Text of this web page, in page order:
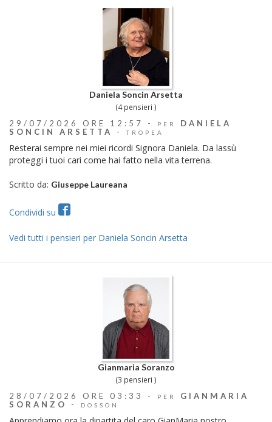
Daniela Soncin Arsetta
(4 pensieri )
29/07/2026 ORE 12:57 - PER
DANIELA
SONCIN ARSETTA
-TROPEA
Resterai sempre nei miei ricordi Signora Daniela. Da lassù
proteggi i tuoi cari come hai fatto nella vita terrena.
Scritto da: Giuseppe Laureana
Condividi su
Vedi tutti i pensieri per Daniela Soncin Arsetta
Gianmaria Soranzo
(3 pensieri )
28/07/2026 ORE 03:33 - PER
GIANMARIA
SORANZO
- DOSSON